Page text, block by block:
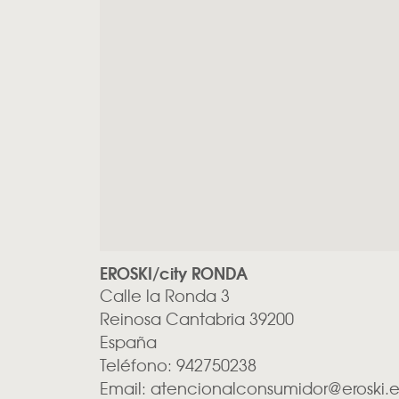
EROSKI/city RONDA
Calle la Ronda 3
Reinosa Cantabria 39200
España
Teléfono: 942750238
Email: